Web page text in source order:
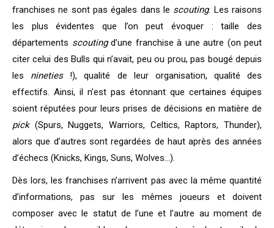
franchises ne sont pas égales dans le scouting. Les raisons
les plus évidentes que l’on peut évoquer : taille des
départements scoutingd’une franchise à une autre (on peut
citer celui des Bulls qui n’avait, peu ou prou, pas bougé depuis
les nineties!), qualité de leur organisation, qualité des
effectifs. Ainsi, il n’est pas étonnant que certaines équipes
soient réputées pour leurs prises de décisions en matière de
pick(Spurs, Nuggets, Warriors, Celtics, Raptors, Thunder),
alors que d’autres sont regardées de haut après des années
d’échecs (Knicks, Kings, Suns, Wolves…).
Dès lors, les franchises n’arrivent pas avec la même quantité
d’informations, pas sur les mêmes joueurs et doivent
composer avec le statut de l’une et l’autre au moment de